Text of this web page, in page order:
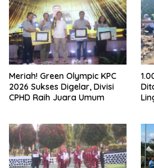
Meriah! Green Olympic KPC
2026 Sukses Digelar, Divisi
CPHD Raih Juara Umum